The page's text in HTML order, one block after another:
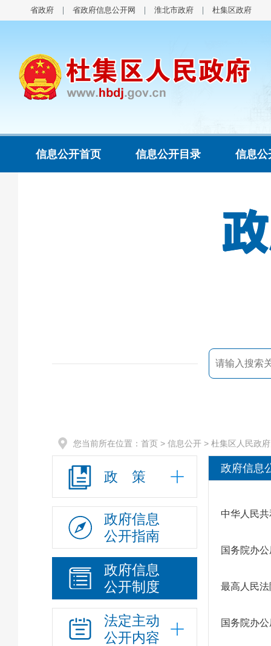
省政府 省政府信息公开网 淮北市政府 杜集区政府
信息公开首页 信息公开目录 信息公
您当前所在位置： 首页 > 信息公开 > 杜集区人民政
政 策
政府信息
公开指南
政府信息
公开制度
法定主动
公开内容
政府信息
中华人民
国务院办
最高人民
国务院办